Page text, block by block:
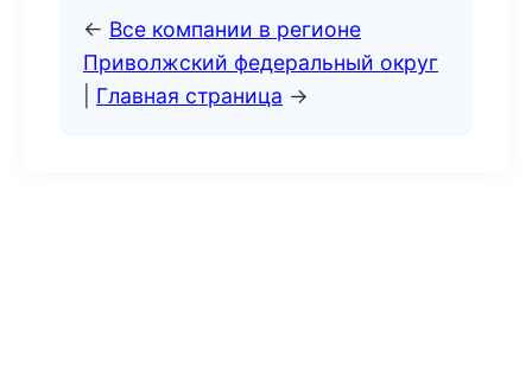
← Все компании в регионе
Приволжский федеральный округ
Главная страница →